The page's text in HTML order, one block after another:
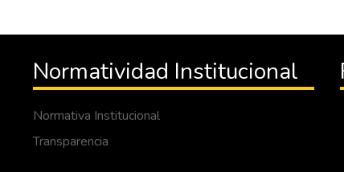
Normatividad Institucional
Normativa Institucional
Transparencia